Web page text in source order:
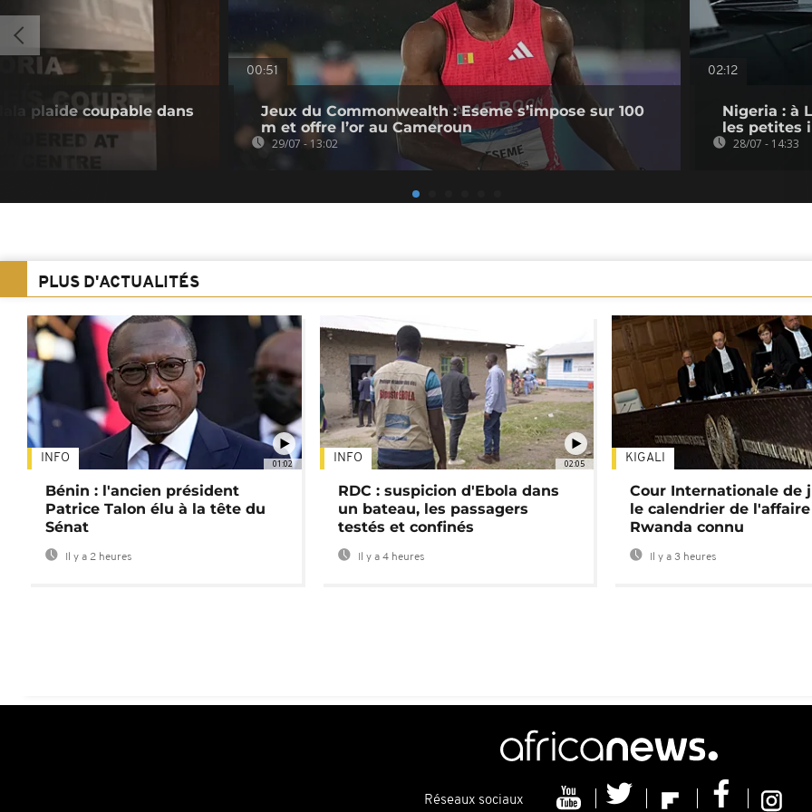
plaide coupable dans
00:51
Jeux du Commonwealth : Eseme s’impose sur 100
m et offre l’or au Cameroun
29/07 - 13:02
02:12
Nigeria : à
les petites
28/07 - 14:33
PLUS D'ACTUALITÉS
01:02
INFO
Bénin : l'ancien président
Patrice Talon élu à la tête du
Sénat
Il y a 2 heures
02:05
INFO
RDC : suspicion d'Ebola dans
un bateau, les passagers
testés et confinés
Il y a 4 heures
KIGALI
Cour Internationale de
le calendrier de l'affaire
Rwanda connu
Il y a 3 heures
Réseaux sociaux